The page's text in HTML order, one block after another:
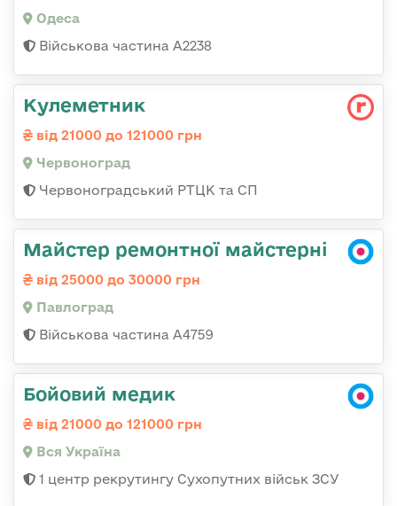
Одеса
Військова частина А2238
Кулеметник
від 21000 до 121000 грн
Червоноград
Червоноградський РТЦК та СП
Майстер ремонтної майстерні
від 25000 до 30000 грн
Павлоград
Військова частина А4759
Бойовий медик
від 21000 до 121000 грн
Вся Україна
1 центр рекрутингу Сухопутних військ ЗСУ